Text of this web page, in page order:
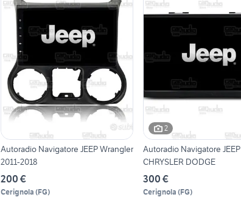
Autoradio Navigatore JEEP Wrangler
2011-2018
200 €
Cerignola (FG)
2
Autoradio Navigatore JEEP
CHRYSLER DODGE
300 €
Cerignola (FG)